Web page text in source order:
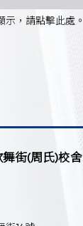
示，請點擊此處。
街(周氏)校舍